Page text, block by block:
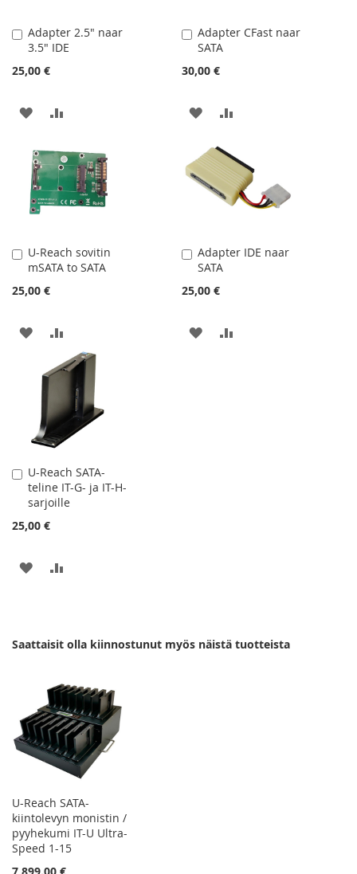
Adapter 2.5" naar
3.5" IDE
25,00 €
Lisää
ostoskoriin
LISÄÄ
Adapter CFast naar
SATA
30,00 €
Lisää
ostoskoriin
LISÄÄ
U-Reach sovitin
mSATA to SATA
25,00 €
Lisää
ostoskoriin
LISÄÄ
TOIVELISTAAN
VERTAILUUN
Adapter IDE naar
SATA
25,00 €
Lisää
ostoskoriin
LISÄÄ
U-Reach SATA-
teline IT-G- ja IT-H-
sarjoille
25,00 €
Lisää
ostoskoriin
LISÄÄ
Saattaisit olla kiinnostunut myös näistä tuotteista
U-Reach SATA-
kiintolevyn monistin /
pyyhekumi IT-U Ultra-
Speed 1-15